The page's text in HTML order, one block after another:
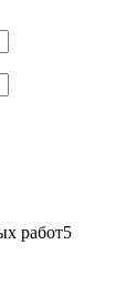
работ5